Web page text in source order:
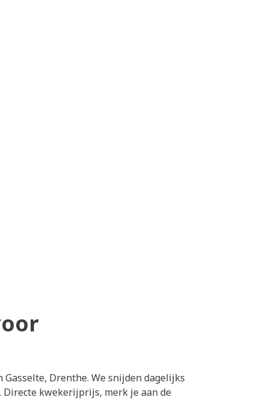
Drenthe. We snijden dagelijks
kwekerijprijs, merk je aan de